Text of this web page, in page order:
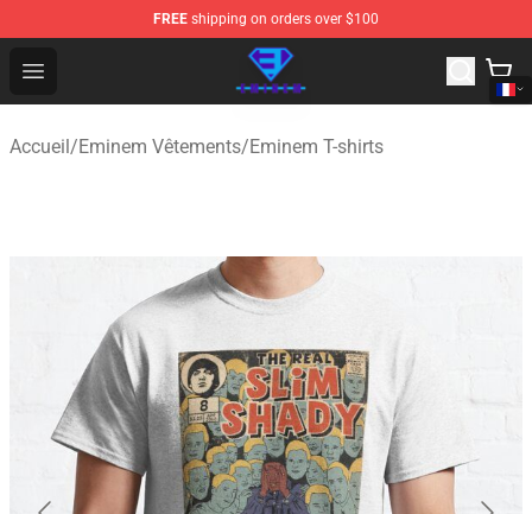
FREE shipping on orders over $100
Open menu
Eminem Store - Official Eminem Merchandise Shop
Accueil/Eminem Vêtements/Eminem T-shirts